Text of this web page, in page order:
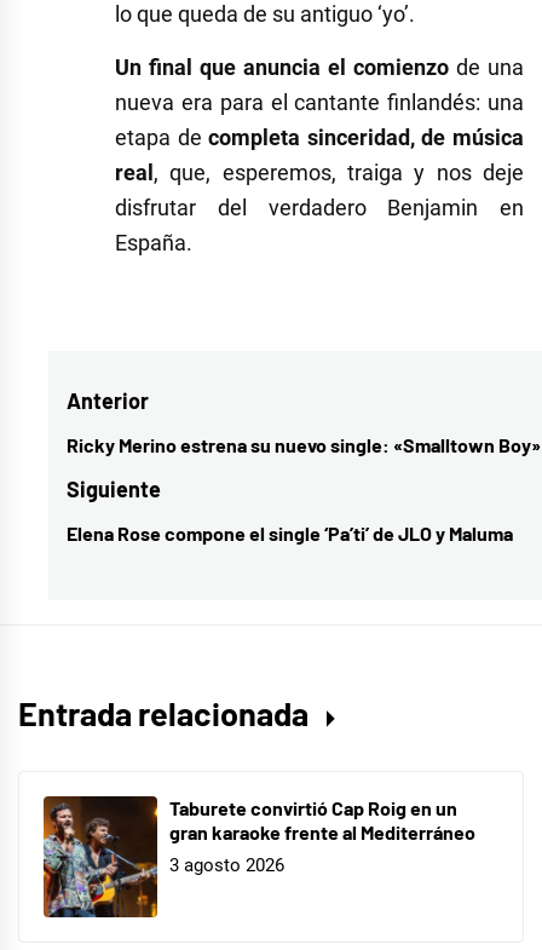
lo que queda de su antiguo ‘yo’.
Un final que anuncia el comienzo de una
nueva era para el cantante finlandés: una
etapa decompleta sinceridad, de música
real , que, esperemos, traiga y nos deje
disfrutar del verdadero Benjamin en
España.
Navegación
de
entradas
Anterior
Entrada
anterior:
Ricky Merino estrena su nuevo single: «Smalltown Boy»
Siguiente
Entrada
Elena Rose compone el single ‘Pa’ti’ de JLO y Maluma
Entrada relacionada
Taburete convirtió Cap Roig en un
gran karaoke frente al Mediterráneo
3 agosto 2026